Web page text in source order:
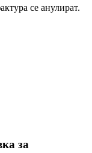
се анулират.
за